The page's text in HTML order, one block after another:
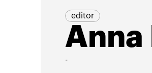
editor
Anna
-